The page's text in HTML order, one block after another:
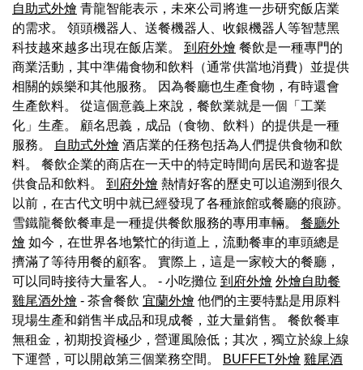
自助式外燴 青龍智能表示，未來公司將進一步研究飯店業
的需求。 領頭機器人、送餐機器人、收銀機器人等智慧黑
科技越來越多出現在飯店業。 到府外燴 餐飲是一種專門的
商業活動，其中準備食物和飲料（通常供當地消費）並提供
相關的娛樂和其他服務。 因為餐廳也生產食物，有時還會
生產飲料。 從這個意義上來說，餐飲業就是一個「工業
化」生產。 顧名思義，成品（食物、飲料）的提供是一種
服務。
自助式外燴 酒店業的任務包括為人們提供食物和飲
料。 餐飲企業的商店在一天中的特定時間向居民和遊客提
供食品和飲料。 到府外燴 熱情好客的歷史可以追溯到很久
以前，在古代文明中就已經發現了各種旅館或餐廳的痕跡。
雪鐵龍餐飲餐車是一種提供餐飲服務的專用車輛。 餐廳外
燴 如今，在世界各地繁忙的街道上，流動餐車的車頭總是
擠滿了等待用餐的顧客。 實際上，這是一家較大的餐廳，
可以同時接待大量客人。 - 小吃攤位 到府外燴 外燴自助餐
雞尾酒外燴 - 茶會餐飲 宜蘭外燴 他們的主要特點是用原料
現場生產和銷售半成品和現成餐，並大量銷售。 餐飲餐車
無租金，初期投資極少，營運風險低；其次，獨立於線上線
下運營，可以開啟第三個業務空間。
BUFFET外燴 雞尾酒